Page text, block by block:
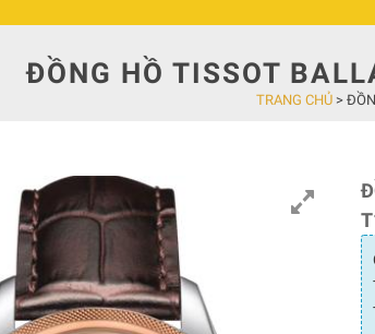
ĐỒNG HỒ TISSOT
TRANG CHỦ>